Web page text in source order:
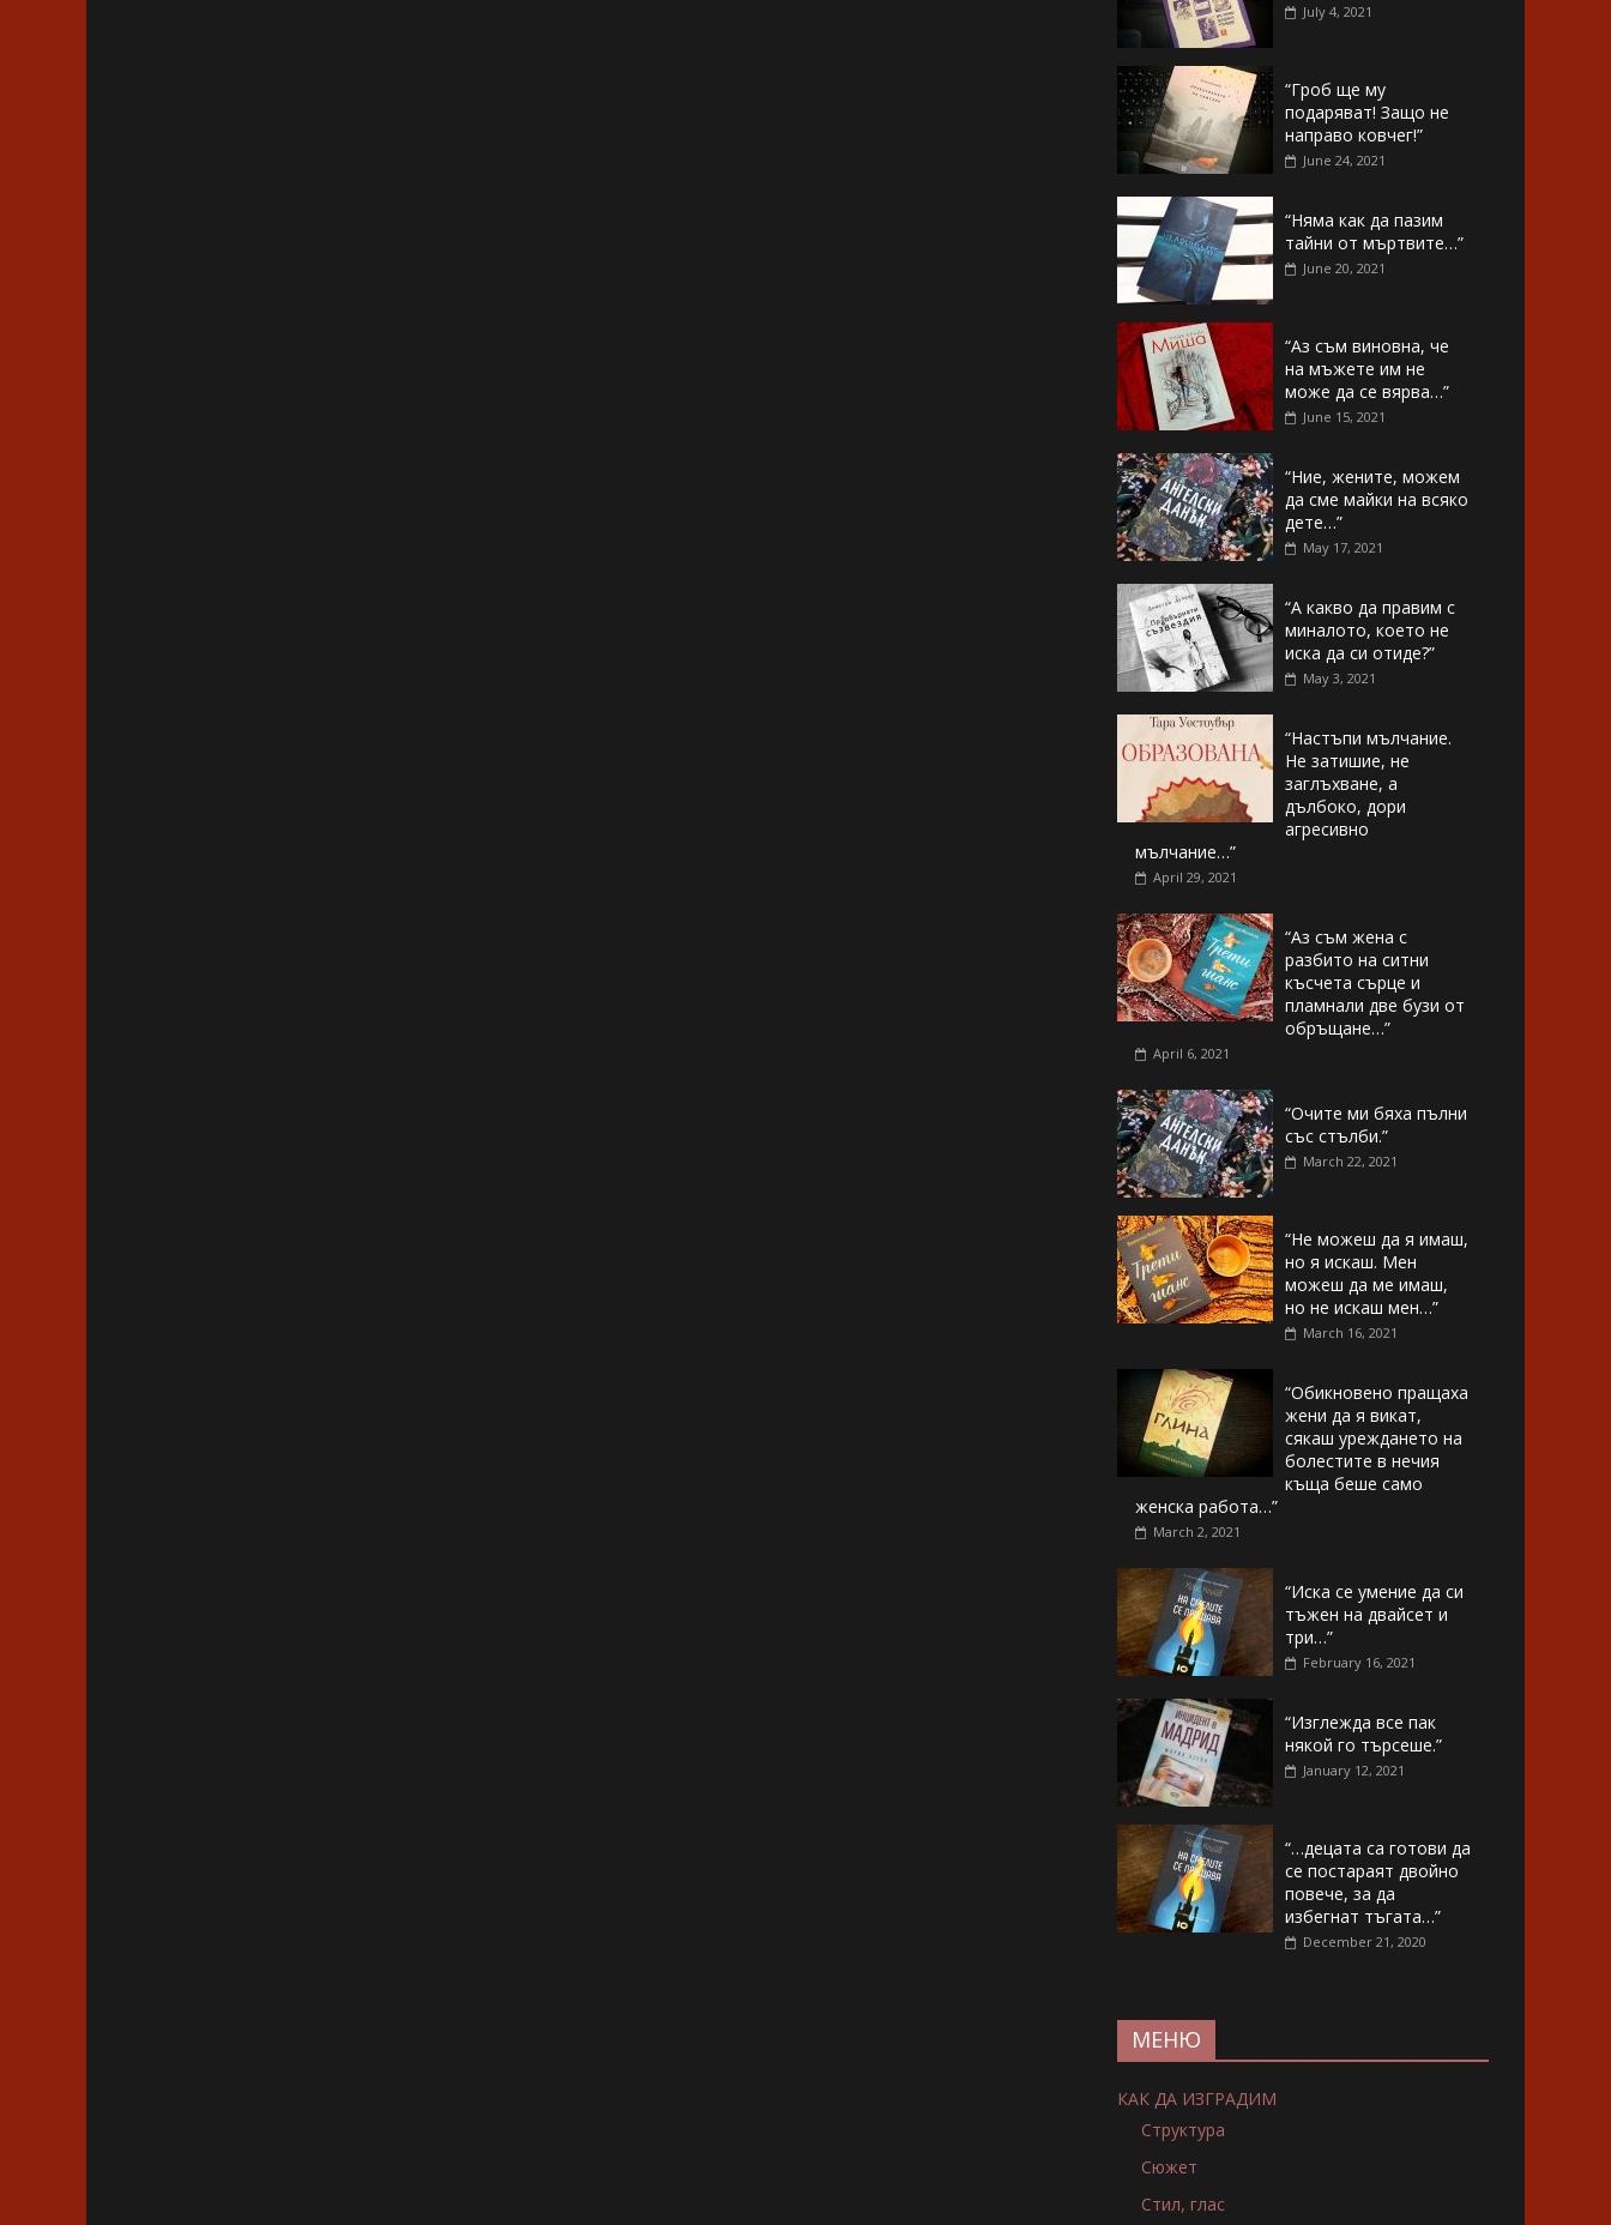
July 4, 2021
“Гроб ще му
подаряват! Защо не
направо ковчег!”
June 24, 2021
“Няма как да пазим
тайни от мъртвите…”
June 20, 2021
“Аз съм виновна, че
на мъжете им не
може да се вярва…”
June 15, 2021
“Ние, жените, можем
да сме майки на всяко
дете…”
May 17, 2021
“А какво да правим с
миналото, което не
иска да си отиде?”
May 3, 2021
“Настъпи мълчание.
Не затишие, не
заглъхване, а
дълбоко, дори
агресивно
мълчание…”
April 29, 2021
“Аз съм жена с
разбито на ситни
късчета сърце и
пламнали две бузи от
обръщане…”
April 6, 2021
“Очите ми бяха пълни
със стълби.”
March 22, 2021
“Не можеш да я имаш,
но я искаш. Мен
можеш да ме имаш,
но не искаш мен…”
March 16, 2021
“Обикновено пращаха
жени да я викат,
сякаш уреждането на
болестите в нечия
къща беше само
женска работа…”
March 2, 2021
“Иска се умение да си
тъжен на двайсет и
три…”
February 16, 2021
“Изглежда все пак
някой го търсеше.”
January 12, 2021
“…децата са готови да
се постараят двойно
повече, за да
избегнат тъгата…”
December 21, 2020
МЕНЮ
КАК ДА ИЗГРАДИМ
Структура
Сюжет
Стил, глас